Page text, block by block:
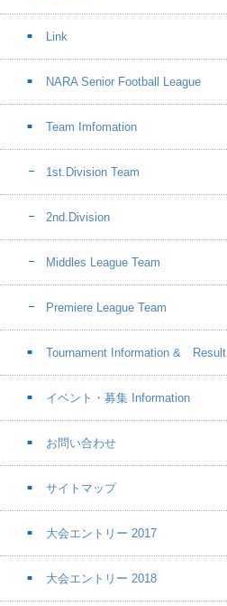
Link
NARA Senior Football League
Team Imfomation
1st.Division Team
2nd.Division
Middles League Team
Premiere League Team
Tournament Information & Result
イベント・募集 Information
お問い合わせ
サイトマップ
大会エントリー 2017
大会エントリー 2018